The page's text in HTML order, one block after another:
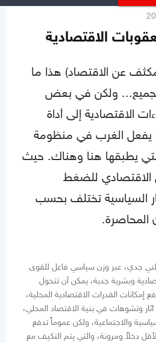
الاقتصادية
عن الاقتصاد) هذا ما
الجميع... ولكن في بعض
الاقتصادية إلى أداة
يفعل الغرب في منظومة
يطبقها هنا وهناك. حيث
الاقتصادي للضغط
السياسية تختلف بحسب
المحاصرة.
جدي، عبر وزن سياسي فاعل للقوى
وبشرية جدية، يمكن أن تتحول
إمكانات القدرات الاقتصادية المحلية،
وتشوهات في بنية الاقتصاد المحلي،
والاجتماعية، ولكن عموماً تدفع
دخلاً ومرونة، والتي يتم التكيف مع